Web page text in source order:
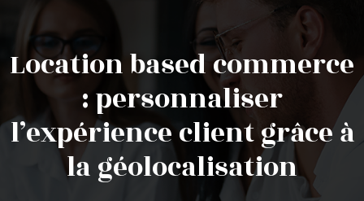
Location based commerce
: personnaliser
l’expérience client grâce à
la géolocalisation